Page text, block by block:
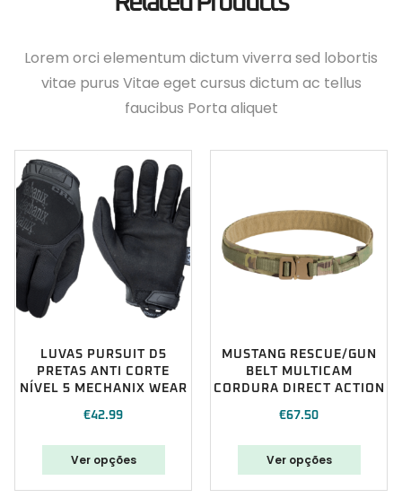
Lorem orci elementum dictum viverra sed lobortis
vitae purus Vitae eget cursus dictum ac tellus
faucibus Porta aliquet
LUVAS PURSUIT D5
PRETAS ANTI CORTE
NÍVEL 5 MECHANIX WEAR
€42.99
Ver opções
MUSTANG RESCUE/GUN
BELT MULTICAM
CORDURA DIRECT ACTION
€67.50
Ver opções